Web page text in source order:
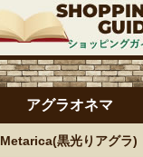
アグラオネマ
Metarica(黒光りアグラ)